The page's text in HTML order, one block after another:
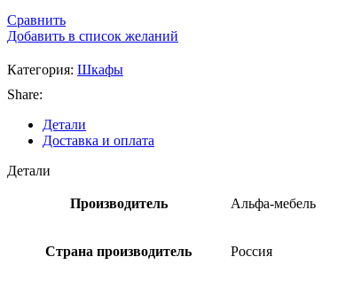
купе
Сравнить
Добавить в список желаний
Категория: Шкафы
Share:
Детали
Доставка и оплата
Детали
Производитель Альфа-мебель
Страна производитель Россия